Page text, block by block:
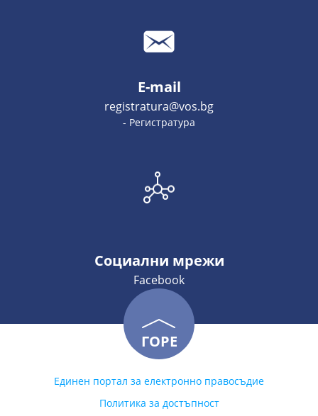
E-mail
registratura@vos.bg
- Регистратура
Социални мрежи
Facebook
ГОРЕ
Единен портал за електронно правосъдие
Политика за достъпност